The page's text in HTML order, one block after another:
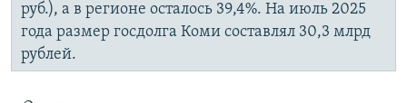
руб.), а в регионе осталось 39,4%. На июль 2025
года размер госдолга Коми составлял 30,3 млрд
рублей.